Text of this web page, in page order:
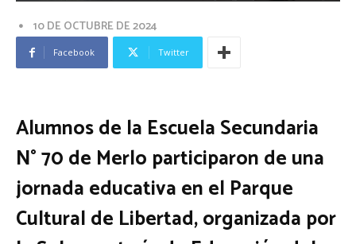
10 DE OCTUBRE DE 2024
Facebook Twitter
Alumnos de la Escuela Secundaria
N° 70 de Merlo participaron de una
jornada educativa en el Parque
Cultural de Libertad, organizada por